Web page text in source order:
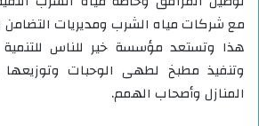
مع شركات مياه الشرب ومديريات التضامن
هذا وتستعد مؤسسة خير للناس للتنمية
وتنفيذ مطبخ لطهى الوحبات
المنازل وأصحاب الهمم.